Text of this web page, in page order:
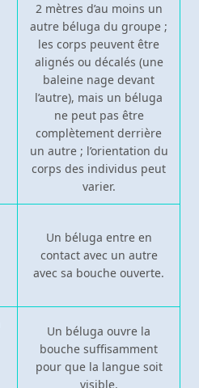
2 mètres d’au moins un
autre béluga du groupe ;
les corps peuvent être
alignés ou décalés (une
baleine nage devant
l’autre), mais un béluga
ne peut pas être
complètement derrière
un autre ; l’orientation du
corps des individus peut
varier.
Un béluga entre en
contact avec un autre
avec sa bouche ouverte.
Un béluga ouvre la
bouche suffisamment
pour que la langue soit
visible.